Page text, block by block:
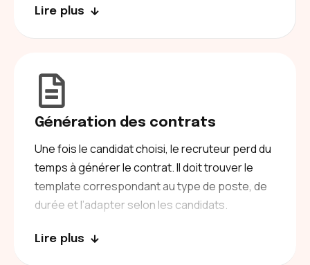
propose directement les créneaux
Lire plus
Génération des contrats
Une fois le candidat choisi, le recruteur perd du
temps à générer le contrat. Il doit trouver le
template correspondant au type de poste, de
durée et l’adapter selon les candidats.
Lire plus